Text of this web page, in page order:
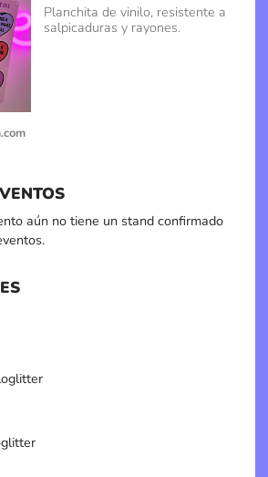
Planchita de vinilo, resistente a
salpicaduras y rayones.
aún no tiene un stand confirmado